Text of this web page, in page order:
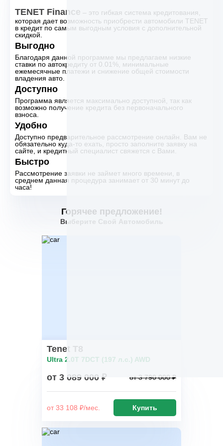
TENET Finance – это гибкая система кредитования,
которая дает возможность приобрести автомобили TENET
в кредит по самым выгодным условия с дополнительной
скидкой.
Выгодно
Благодаря данной программе мы предлагаем низкие
ставки по автокредиту от 0.01%, минимальные
ежемесячные платежи и снижение общей стоимости
владения авто.
Доступно
Программа является максимально доступной, так как
возможно получение кредита без первоначального
взноса.
Удобно
Доступно предварительное рассмотрение онлайн. Вам не
обязательно куда-то ехать, просто заполните заявку на
сайте, и кредитный специалист свяжется с Вами.
Быстро
Рассмотрение заявки не займет много времени, в
среднем данная процедура занимает от 30 минут до
часа!
Горячее предложение!
Выберите Свой Автомобиль
Tenet T8
Ultra 2.0T 7DCT (197 л.с.) AWD
от 3 089 000 ₽ от 3 790 000 ₽
от 33 108 ₽/мес. Купить